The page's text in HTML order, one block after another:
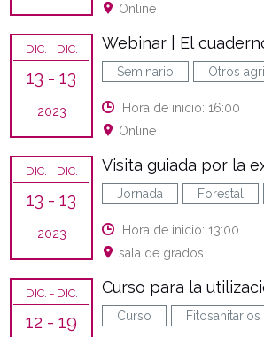
Online
DIC. - DIC.
13 - 13
2023
Webinar | El
Seminario Otros
Hora de inicio: 16:00
Online
DIC. - DIC.
13 - 13
2023
Visita guiada por la
Jornada Forestal
Hora de inicio: 13:00
sala de grados
DIC. - DIC.
12 - 19
Curso para la
Curso Fitosanitarios